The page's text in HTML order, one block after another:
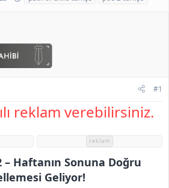
#1
reklam verebilirsiniz.
reklam
– Haftanın Sonuna Doğru
Geliyor!​